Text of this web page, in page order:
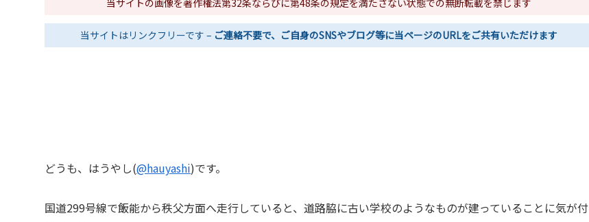
当サイトはリンクフリーです – ご連絡不要で、ご自身のSNSやブログ等に当ページのURLをご共有いただけます
どうも、はうやし(@hauyashi)です。
国道299号線で飯能から秩父方面へ走行していると、道路脇に古い学校のようなものが建っていることに気が付